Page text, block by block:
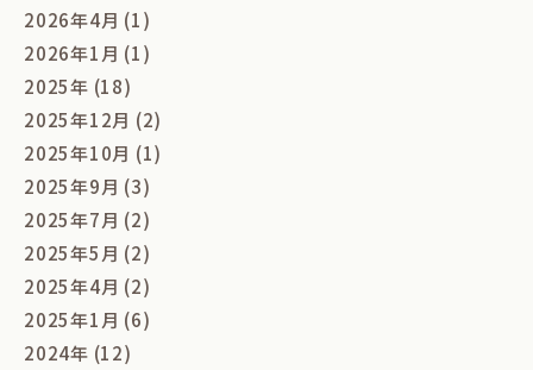
2026年4月 (1)
2026年1月 (1)
2025年 (18)
2025年12月 (2)
2025年10月 (1)
2025年9月 (3)
2025年7月 (2)
2025年5月 (2)
2025年4月 (2)
2025年1月 (6)
2024年 (12)